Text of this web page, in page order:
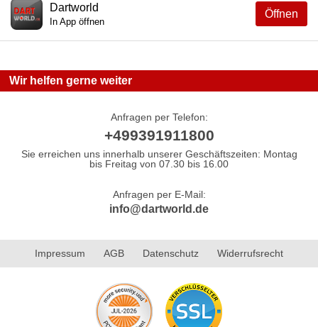
Öffnen
Dartworld
In App öffnen
Wir helfen gerne weiter
Anfragen per Telefon:
+499391911800
Sie erreichen uns innerhalb unserer Geschäftszeiten: Montag
bis Freitag von 07.30 bis 16.00
Anfragen per E-Mail:
info@dartworld.de
Impressum AGB Datenschutz Widerrufsrecht